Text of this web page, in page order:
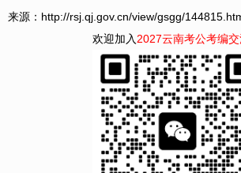
来源：http://rsj.qj.gov.cn/view/gsgg/
欢迎加入2027云南考公考编